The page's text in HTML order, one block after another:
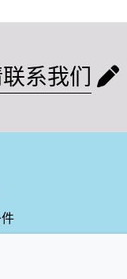
系我们